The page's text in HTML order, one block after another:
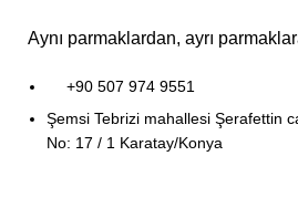
Aynı parmaklardan, ayrı
+90 507 974 9551
Şemsi Tebrizi mahallesi Şerafettin
No: 17 / 1 Karatay/Konya